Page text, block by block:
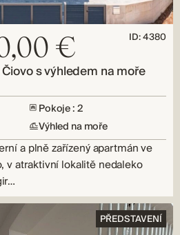
€ ID: 4380
s výhledem na moře
Pokoje : 2
Výhled na moře
a plně zařízený apartmán ve
v atraktivní lokalitě nedaleko
PŘEDSTAVENÍ